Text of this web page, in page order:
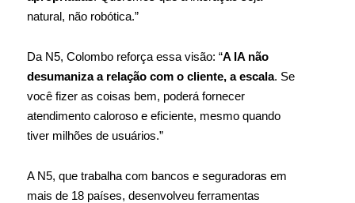
natural, não robótica.”
Da N5, Colombo reforça essa visão: “A IA não
desumaniza a relação com o cliente, a escala. Se
você fizer as coisas bem, poderá fornecer
atendimento caloroso e eficiente, mesmo quando
tiver milhões de usuários.”
A N5, que trabalha com bancos e seguradoras em
mais de 18 países, desenvolveu ferramentas